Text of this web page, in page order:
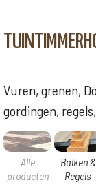
Vuren, grenen,
gordingen,
Alle
producten
Balken &
Regels